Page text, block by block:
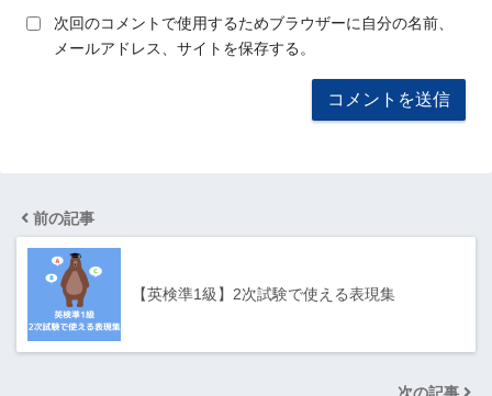
次回のコメントで使用するためブラウザーに自分の名前、
メールアドレス、サイトを保存する。
前の記事
【英検準1級】2次試験で使える表現集
次の記事